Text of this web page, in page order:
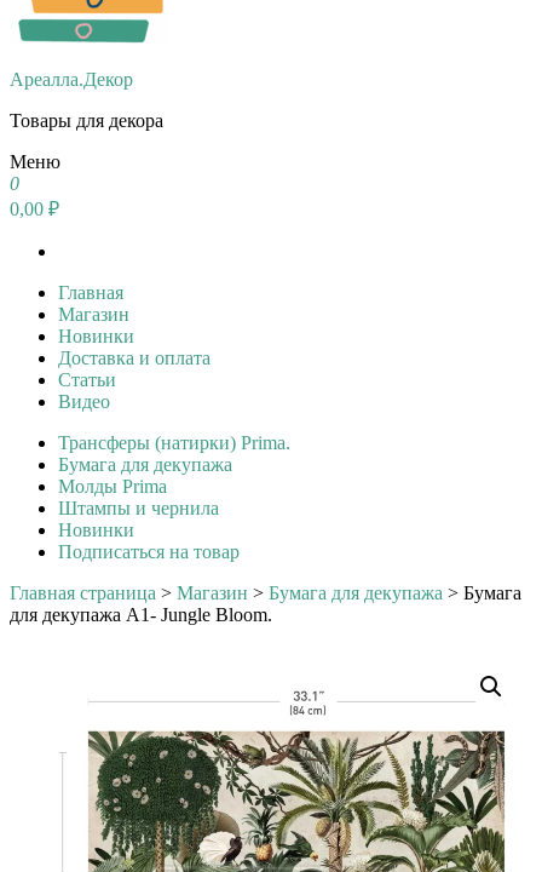
Ареалла.Декор
Товары для декора
Меню
0
0,00 ₽
Главная
Магазин
Новинки
Доставка и оплата
Статьи
Видео
Трансферы (натирки) Prima.
Бумага для декупажа
Молды Prima
Штампы и чернила
Новинки
Подписаться на товар
Главная страница > Магазин > Бумага для декупажа > Бумага
для декупажа А1- Jungle Bloom.